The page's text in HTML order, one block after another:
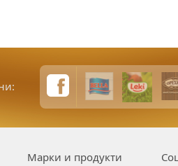
Марки и продукти